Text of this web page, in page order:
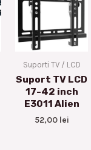
Suporti TV / LCD
Suport TV LCD
17-42 inch
E3011 Alien
52,00 lei